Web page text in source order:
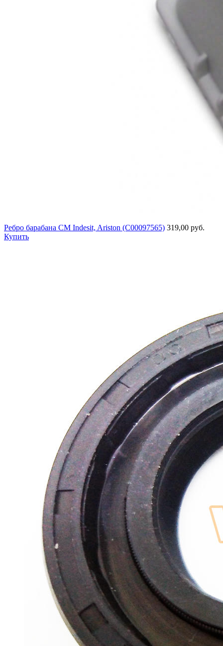
Ребро барабана СМ Indesit, Ariston (C00097565) 319,00 руб.
Купить